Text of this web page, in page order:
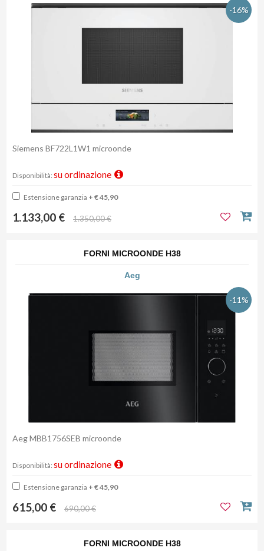
-16%
Siemens BF722L1W1 microonde
Disponibilità: su ordinazione
Estensione garanzia + € 45,90
1.133,00 € 1.350,00 €
FORNI MICROONDE H38
Aeg
-11%
Aeg MBB1756SEB microonde
Disponibilità: su ordinazione
Estensione garanzia + € 45,90
615,00 € 690,00 €
FORNI MICROONDE H38